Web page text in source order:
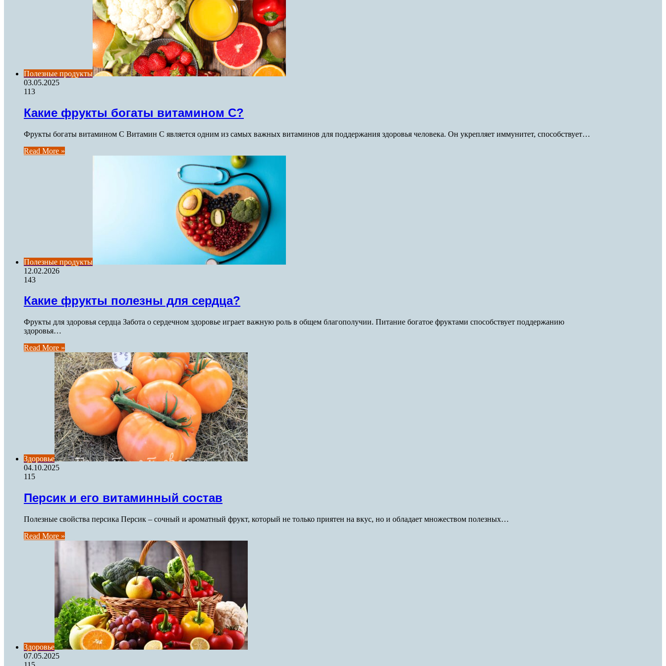
Полезные продукты
03.05.2025
113
Какие фрукты богаты витамином C?
Фрукты богаты витамином C Витамин C является одним из самых важных витаминов для поддержания здоровья человека. Он укрепляет иммунитет, способствует…
Read More »
Полезные продукты
12.02.2026
143
Какие фрукты полезны для сердца?
Фрукты для здоровья сердца Забота о сердечном здоровье играет важную роль в общем благополучии. Питание богатое фруктами способствует поддержанию
здоровья…
Read More »
Здоровье
04.10.2025
115
Персик и его витаминный состав
Полезные свойства персика Персик – сочный и ароматный фрукт, который не только приятен на вкус, но и обладает множеством полезных…
Read More »
Здоровье
07.05.2025